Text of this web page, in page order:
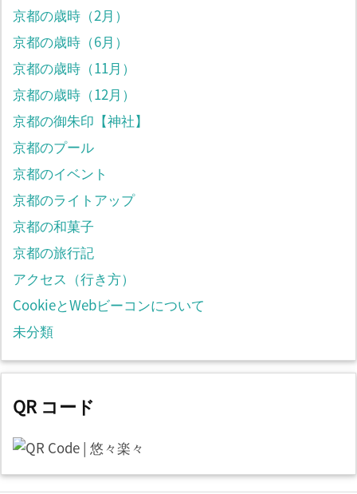
京都の歳時（2月）
京都の歳時（6月）
京都の歳時（11月）
京都の歳時（12月）
京都の御朱印【神社】
京都のプール
京都のイベント
京都のライトアップ
京都の和菓子
京都の旅行記
アクセス（行き方）
CookieとWebビーコンについて
未分類
QR コード